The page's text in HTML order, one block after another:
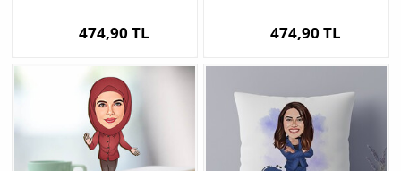
474,90 TL 474,90 TL